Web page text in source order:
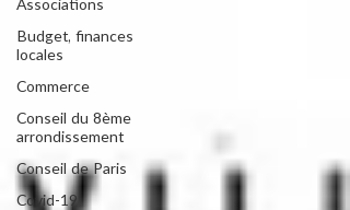
Associations
Budget, finances
locales
Commerce
Conseil du 8ème
arrondissement
Conseil de Paris
Covid-19